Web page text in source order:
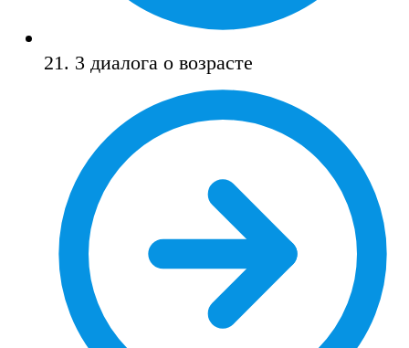
21. 3 диалога о возрасте